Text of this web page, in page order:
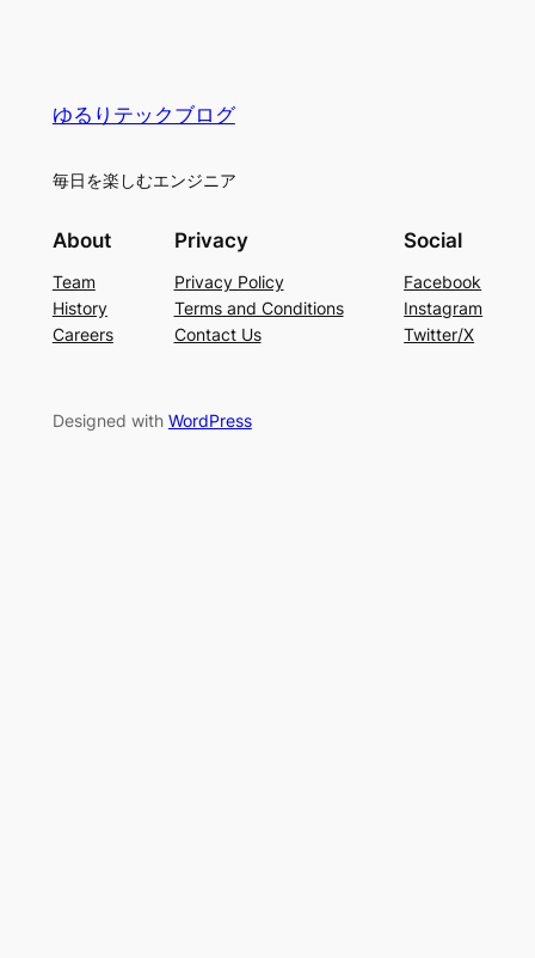
ゆるりテックブログ
毎日を楽しむエンジニア
About
Team
History
Careers
Privacy
Privacy Policy
Terms and Conditions
Contact Us
Social
Facebook
Instagram
Twitter/X
Designed with WordPress